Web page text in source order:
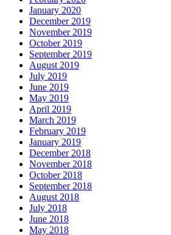
January 2020
December 2019
November 2019
October 2019
September 2019
August 2019
July 2019
June 2019
May 2019
April 2019
March 2019
February 2019
January 2019
December 2018
November 2018
October 2018
September 2018
August 2018
July 2018
June 2018
May 2018